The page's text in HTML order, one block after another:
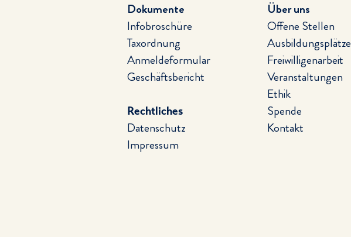
Dokumente
Infobroschüre
Taxordnung
Anmeldeformular
Geschäftsbericht
Rechtliches
Datenschutz
Impressum
Über uns
Offene Stellen
Ausbildungsplätze
Freiwilligenarbeit
Veranstaltungen
Ethik
Spende
Kontakt